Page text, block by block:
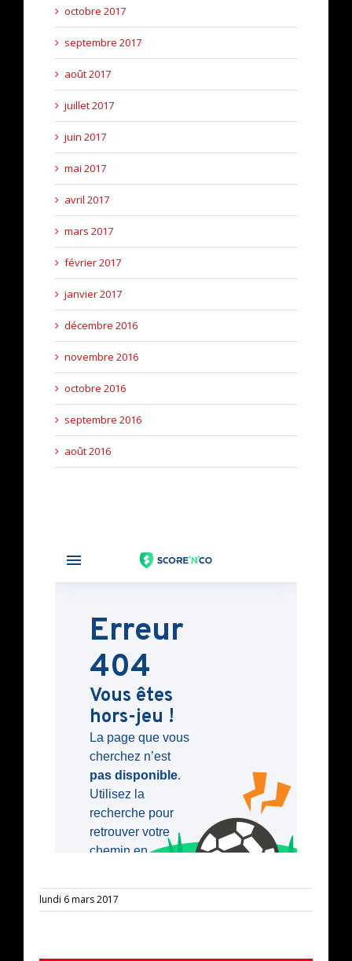
octobre 2017
septembre 2017
août 2017
juillet 2017
juin 2017
mai 2017
avril 2017
mars 2017
février 2017
janvier 2017
décembre 2016
novembre 2016
octobre 2016
septembre 2016
août 2016
lundi 6 mars 2017